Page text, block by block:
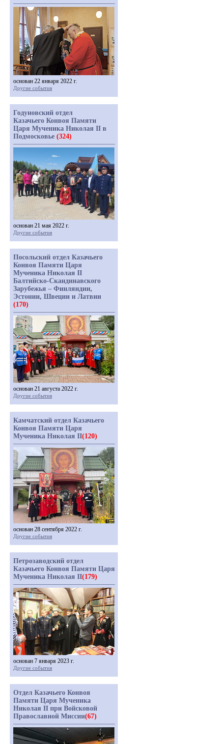
основан 22 января 2022 г.
Другие события
Годуновский отдел
Казачьего Конвоя Памяти
Царя Мученика Николая II в
Подмосковье (324)
основан 21 мая 2022 г.
Другие события
Посольский отдел Казачьего
Конвоя Памяти Царя
Мученика Николая II
Балтийско-Скандинавского
Зарубежья – Финляндии,
Эстонии, Швеции и Латвии
(170)
основан 21 августа 2022 г.
Другие события
Камчатский отдел Казачьего
Конвоя Памяти Царя
Мученика Николая II(120)
основан 28 сентября 2022 г.
Другие события
Петрозаводский отдел
Казачьего Конвоя Памяти Царя
Мученика Николая II(179)
основан 7 января 2023 г.
Другие события
Отдел Казачьего Конвоя
Памяти Царя Мученика
Николая II при Войсковой
Православной Миссии(67)